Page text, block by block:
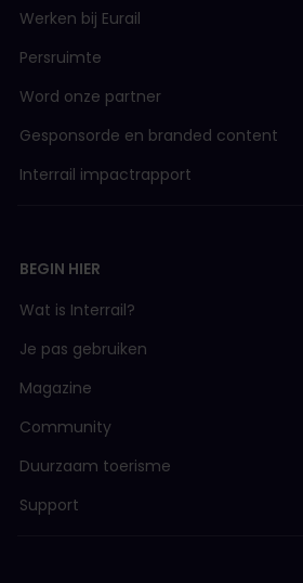
Werken bij Eurail
Persruimte
Word onze partner
Gesponsorde en branded content
Interrail impactrapport
BEGIN HIER
Wat is Interrail?
Je pas gebruiken
Magazine
Community
Duurzaam toerisme
Support